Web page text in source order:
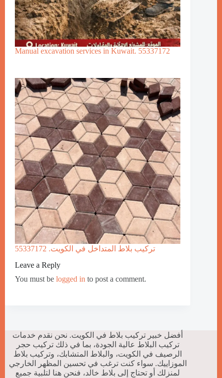
Manual excavation services in Kuwait. 55337172
تركيب بلاط المتداخل في الكويت. 55337172
Leave a Reply
You must be logged in to post a comment.
أفضل خبير تركيب بلاط في الكويت. نحن نقدم خدمات
تركيب البلاط عالية الجودة، بما في ذلك تركيب حجر
الرصيف في الكويت، والبلاط المتشابك، وتركيب بلاط
الموزاييك. سواء كنت ترغب في تحسين المظهر الخارجي
لمنزلك أو تحتاج إلى بلاط خالد، فنحن هنا لتلبية جميع